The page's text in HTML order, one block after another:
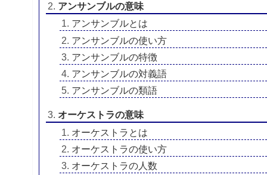
アンサンブルの意味
アンサンブルとは
アンサンブルの使い方
アンサンブルの特徴
アンサンブルの対義語
アンサンブルの類語
オーケストラの意味
オーケストラとは
オーケストラの使い方
オーケストラの人数